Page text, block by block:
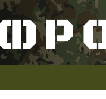
ФРОНТ
у Србији